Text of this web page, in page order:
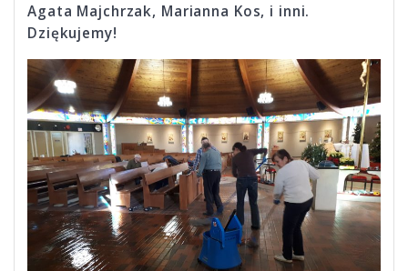
Agata Majchrzak, Marianna Kos, i inni.
Dziękujemy!